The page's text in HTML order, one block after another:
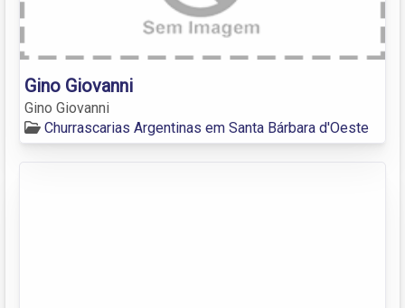
Gino Giovanni
Gino Giovanni
Churrascarias Argentinas em Santa Bárbara d'Oeste